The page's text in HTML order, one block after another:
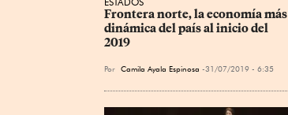
Frontera norte, la economía más
dinámica del país al inicio del
2019
Por Camila Ayala Espinosa 31/07/2019 - 6:35